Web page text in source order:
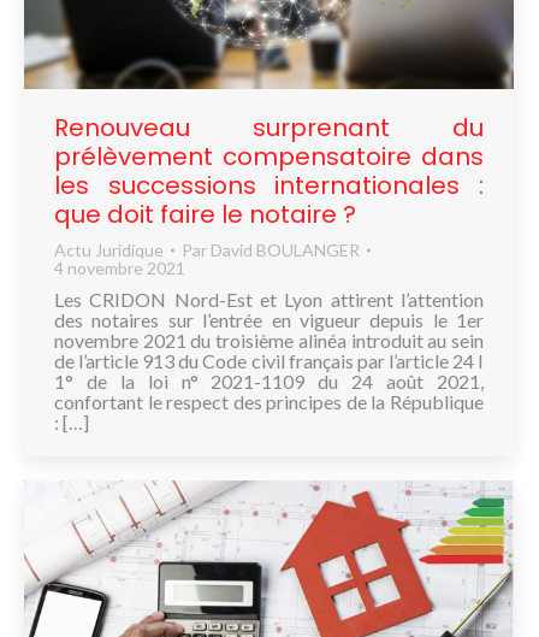
NOUS
CONNAÎTRE
CONTACT
Renouveau surprenant du
prélèvement compensatoire dans
les successions internationales :
que doit faire le notaire ?
Actu Juridique Par David BOULANGER
4 novembre 2021
Les CRIDON Nord-Est et Lyon attirent l’attention
des notaires sur l’entrée en vigueur depuis le 1er
novembre 2021 du troisième alinéa introduit au sein
de l’article 913 du Code civil français par l’article 24 I
1° de la loi n° 2021-1109 du 24 août 2021,
confortant le respect des principes de la République
: […]